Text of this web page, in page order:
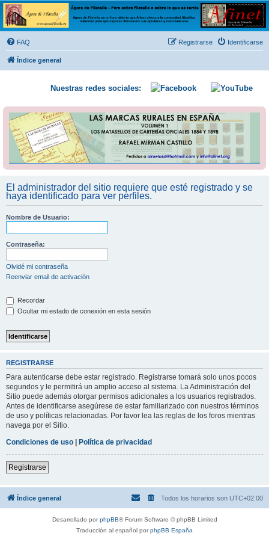
Ágora de Filatelia
Foro sobre filatelia o sobre lo que se tercie. Ágora de Filatelia es un foro abierto que Afinet
ofrece a la comunidad filatélica universal para que exprese libremente sus opiniones y
conocimientos
FAQ Identificarse
Registrarse
Índice general
Nuestras redes sociales:
El administrador del sitio requiere que esté registrado y se
haya identificado para ver perfiles.
Nombre de Usuario:
Contraseña:
Olvidé mi contraseña
Reenviar email de activación
Recordar
Ocultar mi estado de conexión en esta sesión
REGISTRARSE
Para autenticarse debe estar registrado. Registrarse tomará solo unos pocos
segundos y le permitirá un amplio acceso al sistema. La Administración del
Sitio puede además otorgar permisos adicionales a los usuarios registrados.
Antes de identificarse asegúrese de estar familiarizado con nuestros términos
de uso y políticas relacionadas. Por favor lea las reglas de los foros mientras
navega por el Sitio.
Condiciones de uso | Política de privacidad
Registrarse
Índice general Todos los horarios son UTC+02:00
Desarrollado porphpBB® Forum Software © phpBB Limited
Traducción al español porphpBB España